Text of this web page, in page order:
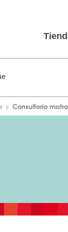
Consultorio